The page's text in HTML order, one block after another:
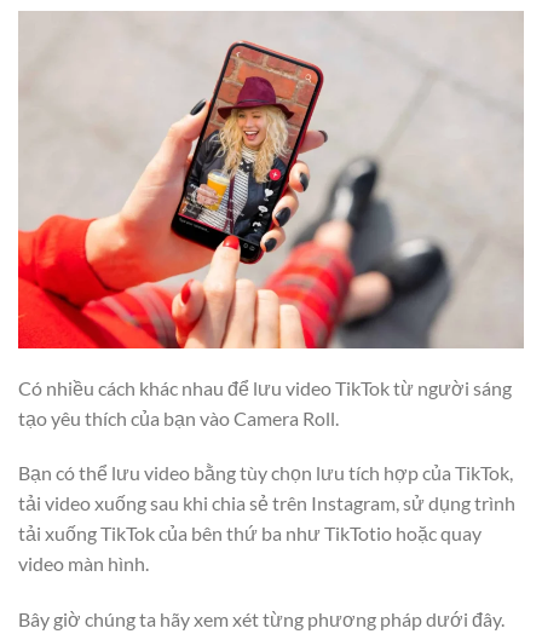
Có nhiều cách khác nhau để lưu video TikTok từ người sáng
tạo yêu thích của bạn vào Camera Roll.
Bạn có thể lưu video bằng tùy chọn lưu tích hợp của TikTok,
tải video xuống sau khi chia sẻ trên Instagram, sử dụng trình
tải xuống TikTok của bên thứ ba như TikTotio hoặc quay
video màn hình.
Bây giờ chúng ta hãy xem xét từng phương pháp dưới đây.